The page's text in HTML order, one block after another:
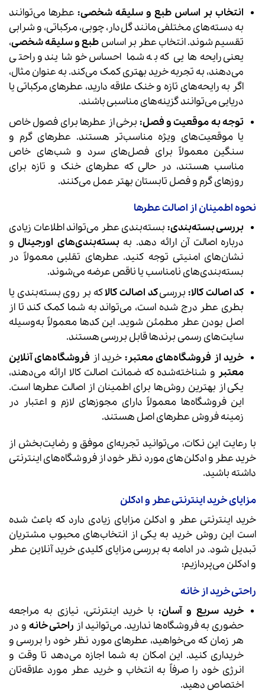
انتخاب بر اساس طبع و سلیقه شخصی:عطرها می‌توانند
به دسته‌های مختلفی مانند گل‌دار، چوبی، مرکباتی، و شرابی
تقسیم شوند. انتخاب عطر بر اساس طبع و سلیقه شخصی،
یعنی رایحه‌هایی که به شما احساس خوشایند و راحتی
می‌دهند، به تجربه خرید بهتری کمک می‌کند. به عنوان مثال،
اگر به رایحه‌های تازه و خنک علاقه دارید، عطرهای مرکباتی یا
دریایی می‌توانند گزینه‌های مناسبی باشند.
توجه به موقعیت و فصل: برخی از عطرها برای فصول خاص
یا موقعیت‌های ویژه مناسب‌تر هستند. عطرهای گرم و
سنگین معمولاً برای فصل‌های سرد و شب‌های خاص
مناسب هستند، در حالی که عطرهای خنک و تازه برای
روزهای گرم و فصل تابستان بهتر عمل می‌کنند.
نحوه اطمینان از اصالت عطرها
بررسی بسته‌بندی: بسته‌بندی عطر می‌تواند اطلاعات زیادی
درباره اصالت آن ارائه دهد. بهبسته‌بندی‌های اورجینالو
نشان‌های امنیتی توجه کنید. عطرهای تقلبی معمولاً در
بسته‌بندی‌های نامناسب یا ناقص عرضه می‌شوند.
کد اصالت کالا: بررسیکد اصالت کالاکه بر روی بسته‌بندی یا
بطری عطر درج شده است، می‌تواند به شما کمک کند تا از
اصل بودن عطر مطمئن شوید. این کدها معمولاً به‌وسیله
سایت‌های رسمی برندها قابل بررسی هستند.
خرید از فروشگاه‌های معتبر: خرید از فروشگاه‌های آنلاین
معتبر و شناخته‌شده که ضمانت اصالت کالا ارائه می‌دهند،
یکی از بهترین روش‌ها برای اطمینان از اصالت عطرها است.
این فروشگاه‌ها معمولاً دارای مجوزهای لازم و اعتبار در
زمینه فروش عطرهای اصل هستند.
با رعایت این نکات، می‌توانید تجربه‌ای موفق و رضایت‌بخش از
خرید عطر و ادکلن‌های مورد نظر خود از فروشگاه‌های اینترنتی
داشته باشید.
مزایای خرید اینترنتی عطر و ادکلن
خرید اینترنتی عطر و ادکلن مزایای زیادی دارد که باعث شده
است این روش خرید به یکی از انتخاب‌های محبوب مشتریان
تبدیل شود. در ادامه به بررسی مزایای کلیدی خرید آنلاین عطر
و ادکلن می‌پردازیم:
راحتی خرید از خانه
خرید سریع و آسان:با خرید اینترنتی، نیازی به مراجعه
حضوری به فروشگاه‌ها ندارید. می‌توانید از راحتی خانه و در
هر زمان که می‌خواهید، عطرهای مورد نظر خود را بررسی و
خریداری کنید. این امکان به شما اجازه می‌دهد تا وقت و
انرژی خود را صرفاً به انتخاب و خرید عطر مورد علاقه‌تان
اختصاص دهید.